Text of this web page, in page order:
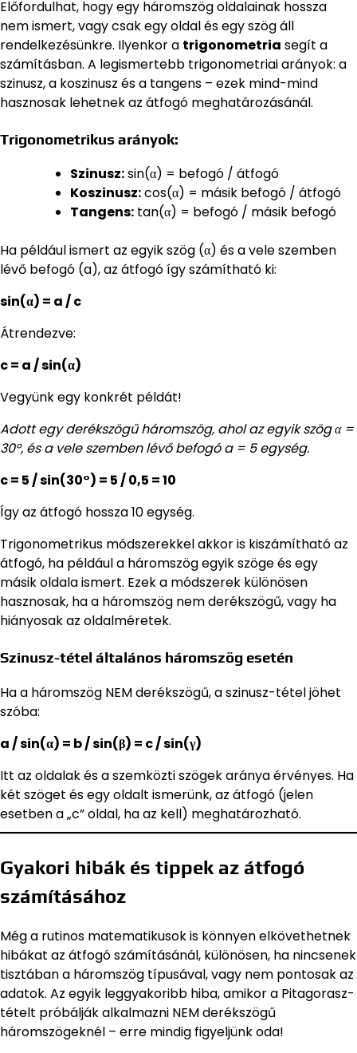
Előfordulhat, hogy egy háromszög oldalainak hossza
nem ismert, vagy csak egy oldal és egy szög áll
rendelkezésünkre. Ilyenkor a trigonometria segít a
számításban. A legismertebb trigonometriai arányok: a
szinusz, a koszinusz és a tangens – ezek mind-mind
hasznosak lehetnek az átfogó meghatározásánál.
Trigonometrikus arányok:
Szinusz:sin(α) = befogó / átfogó
Koszinusz:cos(α) = másik befogó / átfogó
Tangens: tan(α) = befogó / másik befogó
Ha például ismert az egyik szög (α) és a vele szemben
lévő befogó (a), az átfogó így számítható ki:
sin(α) = a / c
Átrendezve:
c = a / sin(α)
Vegyünk egy konkrét példát!
Adott egy derékszögű háromszög, ahol az egyik szög α =
30°, és a vele szemben lévő befogó a = 5 egység.
c = 5 / sin(30°) = 5 / 0,5 = 10
Így az átfogó hossza 10 egység.
Trigonometrikus módszerekkel akkor is kiszámítható az
átfogó, ha például a háromszög egyik szöge és egy
másik oldala ismert. Ezek a módszerek különösen
hasznosak, ha a háromszög nem derékszögű, vagy ha
hiányosak az oldalméretek.
Szinusz-tétel általános háromszög esetén
Ha a háromszög NEM derékszögű, a szinusz-tétel jöhet
szóba:
a / sin(α) = b / sin(β) = c / sin(γ)
Itt az oldalak és a szemközti szögek aránya érvényes. Ha
két szöget és egy oldalt ismerünk, az átfogó (jelen
esetben a „c” oldal, ha az kell) meghatározható.
Gyakori hibák és tippek az átfogó
számításához
Még a rutinos matematikusok is könnyen elkövethetnek
hibákat az átfogó számításánál, különösen, ha nincsenek
tisztában a háromszög típusával, vagy nem pontosak az
adatok. Az egyik leggyakoribb hiba, amikor a Pitagorasz-
tételt próbálják alkalmazni NEM derékszögű
háromszögeknél – erre mindig figyeljünk oda!